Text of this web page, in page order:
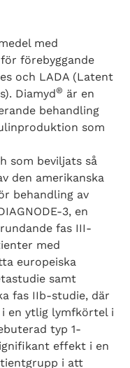
med
förebyggande
och LADA (Latent
Diamyd® är en
behandling
som
som beviljats så
den amerikanska
behandling av
3, en
fas III-
med
europeiska
samt
fas IIb-studie, där
en ytlig lymfkörtel i
typ 1-
effekt i en
i att